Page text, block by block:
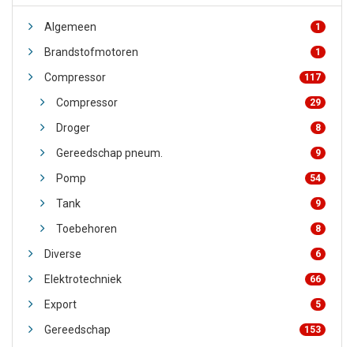
Algemeen 1
Brandstofmotoren 1
Compressor 117
Compressor 29
Droger 8
Gereedschap pneum. 9
Pomp 54
Tank 9
Toebehoren 8
Diverse 6
Elektrotechniek 66
Export 5
Gereedschap 153